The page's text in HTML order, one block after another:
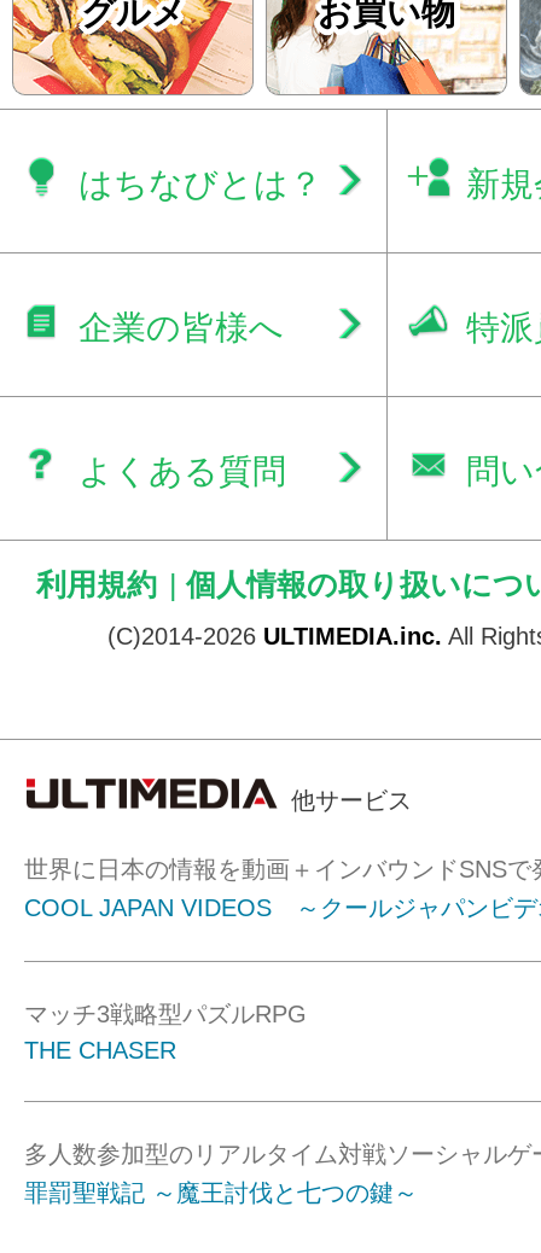
グルメ お買い物
はちなびとは？ 新
企業の皆様へ 特
よくある質問 問
利用規約 | 個人情報の取り扱いにつ
(C)2014-2026 ULTIMEDIA.inc. All
他サービス
世界に日本の情報を動画＋インバウンドSNSで
COOL JAPAN VIDEOS ～クールジャパンビ
マッチ3戦略型パズルRPG
THE CHASER
多人数参加型のリアルタイム対戦ソーシャルゲ
罪罰聖戦記 ～魔王討伐と七つの鍵～